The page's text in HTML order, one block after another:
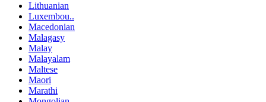
Lithuanian
Luxembou..
Macedonian
Malagasy
Malay
Malayalam
Maltese
Maori
Marathi